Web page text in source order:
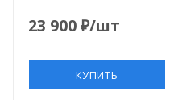
23 900₽/шт
КУПИТЬ